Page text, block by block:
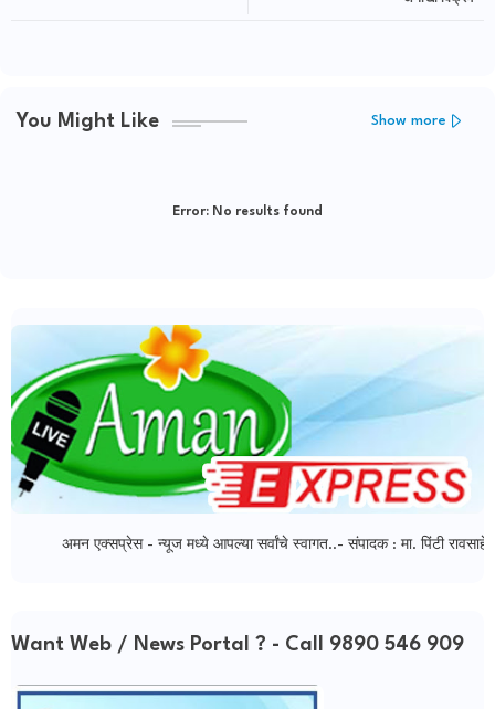
You Might Like Show more
Error: No results found
अमन एक्सप्रेस - न्यूज मध्ये आपल्या सर्वांचे स्वागत..- संपादक : मा. पिंटी रावसाहेब
Want Web / News Portal ? - Call 9890 546 909